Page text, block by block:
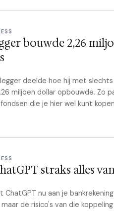
bouwde 2,26
deelde hoe hij met
miljoen dollar opbouwde. Zo
die je hier wel kunt
straks alles
ChatGPT nu aan je
maar de risico's van die